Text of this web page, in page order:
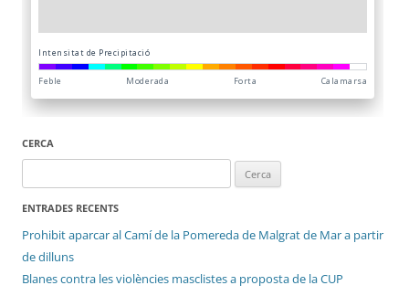
CERCA
ENTRADES RECENTS
Prohibit aparcar al Camí de la Pomereda de Malgrat de Mar a partir
de dilluns
Blanes contra les violències masclistes a proposta de la CUP